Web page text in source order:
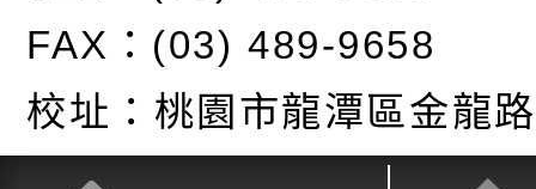
FAX：(03) 489-9658
校址： 桃園市龍潭區金龍